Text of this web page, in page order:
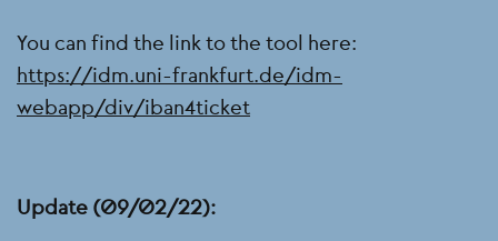
You can find the link to the tool here:
https://idm.uni-frankfurt.de/idm-
webapp/div/iban4ticket
Update (09/02/22):